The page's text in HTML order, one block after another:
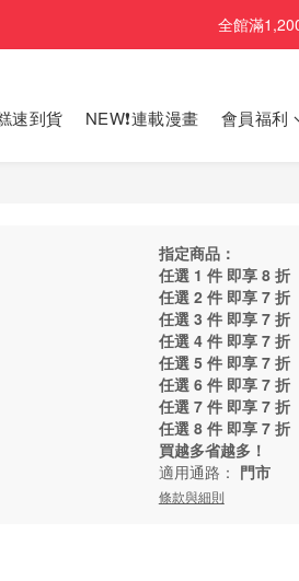
全館滿
速到貨 NEW❗連載漫畫 會員福利
指定商品：
任選 1 件 即享 8 折
任選 2 件 即享 7 折
任選 3 件 即享 7 折
任選 4 件 即享 7 折
任選 5 件 即享 7 折
任選 6 件 即享 7 折
任選 7 件 即享 7 折
任選 8 件 即享 7 折
買越多省越多！
適用通路： 門市
條款與細則